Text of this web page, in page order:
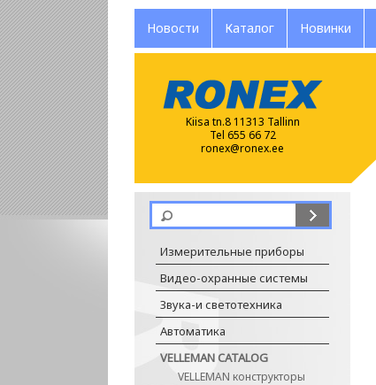
Новости Каталог Новинки
Kiisa tn.8 11313 Tallinn
Tel 655 66 72
ronex@ronex.ee
Измерительные приборы
Видео-охранные системы
Звука-и светотехника
Автоматика
VELLEMAN CATALOG
VELLEMAN конструкторы